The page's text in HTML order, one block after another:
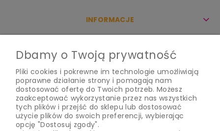
INFORMACJE
KONTO
O NAS
pokoloruj swoją pocztę!
Dbamy o Twoją prywatność
Pliki cookies i pokrewne im technologie umożliwiają
poprawne działanie strony i pomagają nam
dostosować ofertę do Twoich potrzeb. Możesz
zaakceptować wykorzystanie przez nas wszystkich
tych plików i przejść do sklepu lub dostosować
użycie plików do swoich preferencji, wybierając
opcję "Dostosuj zgody".